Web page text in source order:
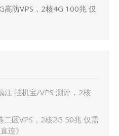
高防VPS，2核4G 100兆 仅
江 挂机宝/VPS 测评，2核
二区VPS，2核2G 50兆 仅需
连》